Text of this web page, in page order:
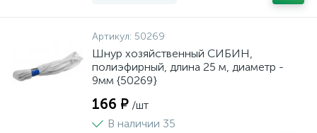
Артикул: 50269
Шнур хозяйственный СИБИН,
полиэфирный, длина 25 м, диаметр -
9мм {50269}
166 ₽ /шт
В наличии 35